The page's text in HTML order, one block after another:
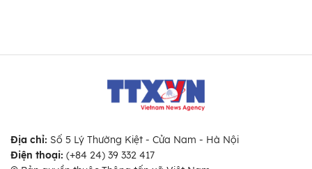
Địa chỉ: Số 5 Lý Thường Kiệt - Cửa Nam - Hà Nội
Điện thoại: (+84 24) 39 332 417